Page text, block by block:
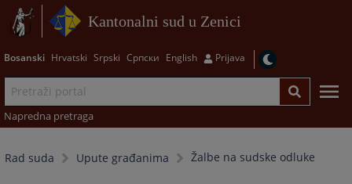
Kantonalni sud u Zenici
Bosanski Hrvatski Srpski Српски English Prijava
Napredna pretraga
Rad suda Upute građanima Žalbe na sudske odluke